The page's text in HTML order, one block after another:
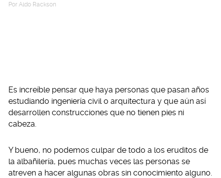
Por Aldo Rackson
Es increíble pensar que haya personas que pasan años
estudiando ingeniería civil o arquitectura y que aún así
desarrollen construcciones que no tienen pies ni
cabeza.
Y bueno, no podemos culpar de todo a los eruditos de
la albañilería, pues muchas veces las personas se
atreven a hacer algunas obras sin conocimiento alguno.